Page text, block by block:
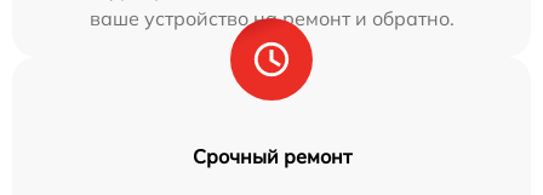
ваше устройство на ремонт и обратно.
Срочный ремонт